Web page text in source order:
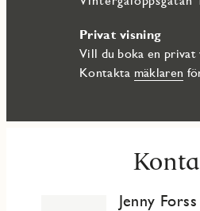
Privat visning
Vill du boka en privat
Kontakta mäklaren
Jenny Forss